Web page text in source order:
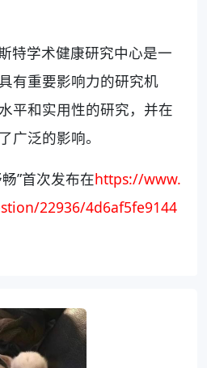
特学术健康研究中心是一
有重要影响力的研究机
平和实用性的研究，并在
广泛的影响。
”首次发布在https://www.
22936/4d6af5fe9144